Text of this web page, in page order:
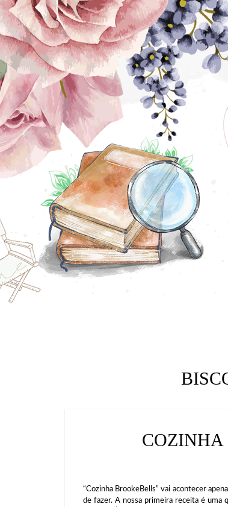
COZINHA
“Cozinha BrookeBells” vai acontecer
de fazer. A nossa primeira receita é uma